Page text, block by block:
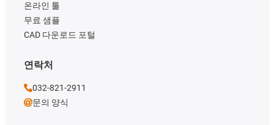
온라인 툴
무료 샘플
CAD 다운로드 포털
연락처
032-821-2911
문의 양식